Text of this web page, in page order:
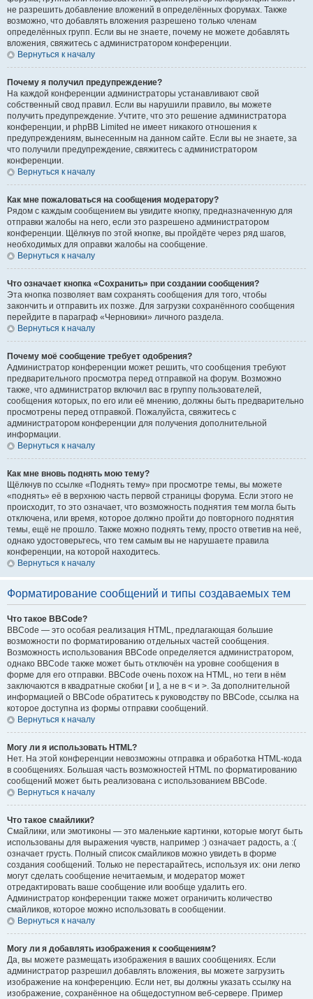
не разрешить добавление вложений в определённых форумах. Также
возможно, что добавлять вложения разрешено только членам
определённых групп. Если вы не знаете, почему не можете добавлять
вложения, свяжитесь с администратором конференции.
Вернуться к началу
Почему я получил предупреждение?
На каждой конференции администраторы устанавливают свой
собственный свод правил. Если вы нарушили правило, вы можете
получить предупреждение. Учтите, что это решение администратора
конференции, и phpBB Limited не имеет никакого отношения к
предупреждениям, вынесенным на данном сайте. Если вы не знаете, за
что получили предупреждение, свяжитесь с администратором
конференции.
Вернуться к началу
Как мне пожаловаться на сообщения модератору?
Рядом с каждым сообщением вы увидите кнопку, предназначенную для
отправки жалобы на него, если это разрешено администратором
конференции. Щёлкнув по этой кнопке, вы пройдёте через ряд шагов,
необходимых для оправки жалобы на сообщение.
Вернуться к началу
Что означает кнопка «Сохранить» при создании сообщения?
Эта кнопка позволяет вам сохранять сообщения для того, чтобы
закончить и отправить их позже. Для загрузки сохранённого сообщения
перейдите в параграф «Черновики» личного раздела.
Вернуться к началу
Почему моё сообщение требует одобрения?
Администратор конференции может решить, что сообщения требуют
предварительного просмотра перед отправкой на форум. Возможно
также, что администратор включил вас в группу пользователей,
сообщения которых, по его или её мнению, должны быть предварительно
просмотрены перед отправкой. Пожалуйста, свяжитесь с
администратором конференции для получения дополнительной
информации.
Вернуться к началу
Как мне вновь поднять мою тему?
Щёлкнув по ссылке «Поднять тему» при просмотре темы, вы можете
«поднять» её в верхнюю часть первой страницы форума. Если этого не
происходит, то это означает, что возможность поднятия тем могла быть
отключена, или время, которое должно пройти до повторного поднятия
темы, ещё не прошло. Также можно поднять тему, просто ответив на неё,
однако удостоверьтесь, что тем самым вы не нарушаете правила
конференции, на которой находитесь.
Вернуться к началу
Форматирование сообщений и типы создаваемых тем
Что такое BBCode?
BBCode — это особая реализация HTML, предлагающая большие
возможности по форматированию отдельных частей сообщения.
Возможность использования BBCode определяется администратором,
однако BBCode также может быть отключён на уровне сообщения в
форме для его отправки. BBCode очень похож на HTML, но теги в нём
заключаются в квадратные скобки [ и ], а не в < и >. За дополнительной
информацией о BBCode обратитесь к руководству по BBCode, ссылка на
которое доступна из формы отправки сообщений.
Вернуться к началу
Могу ли я использовать HTML?
Нет. На этой конференции невозможны отправка и обработка HTML-кода
в сообщениях. Большая часть возможностей HTML по форматированию
сообщений может быть реализована с использованием BBCode.
Вернуться к началу
Что такое смайлики?
Смайлики, или эмотиконы — это маленькие картинки, которые могут быть
использованы для выражения чувств, например :) означает радость, а :(
означает грусть. Полный список смайликов можно увидеть в форме
создания сообщений. Только не перестарайтесь, используя их: они легко
могут сделать сообщение нечитаемым, и модератор может
отредактировать ваше сообщение или вообще удалить его.
Администратор конференции также может ограничить количество
смайликов, которое можно использовать в сообщении.
Вернуться к началу
Могу ли я добавлять изображения к сообщениям?
Да, вы можете размещать изображения в ваших сообщениях. Если
администратор разрешил добавлять вложения, вы можете загрузить
изображение на конференцию. Если нет, вы должны указать ссылку на
изображение, сохранённое на общедоступном веб-сервере. Пример